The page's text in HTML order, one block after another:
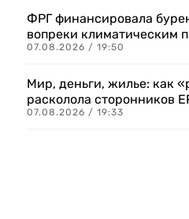
ФРГ финансировала
вопреки климатическим
07.08.2026 / 19:50
Мир, деньги, жилье: как
расколола сторонников
07.08.2026 / 19:33